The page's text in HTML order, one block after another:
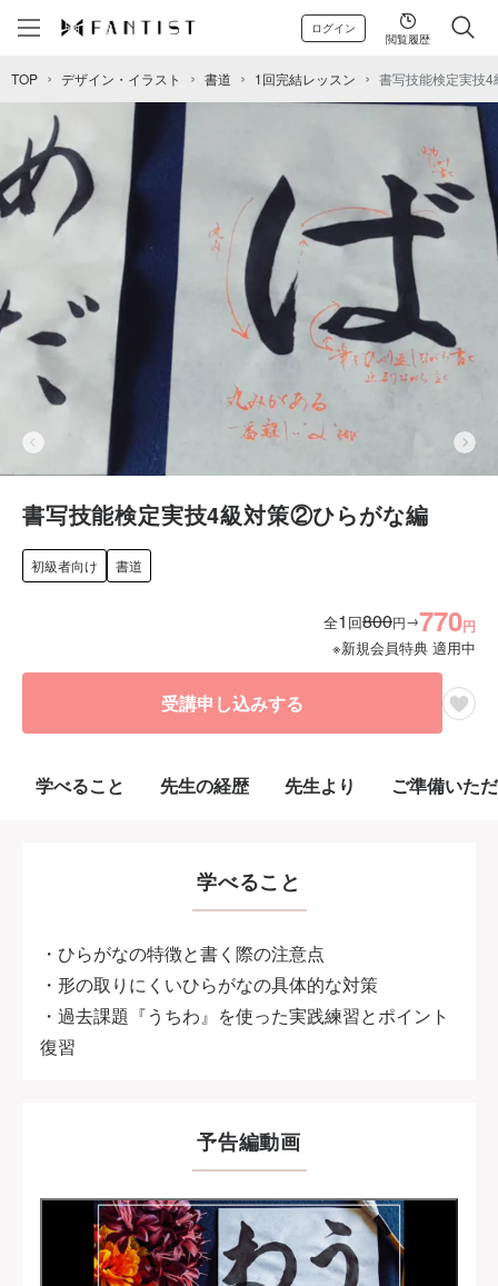
ログイン
閲覧履歴
TOP デザイン・イラスト 書道 1回完結レッスン 書写技能検定実技
書写技能検定実技4級対策②ひらがな編
初級者向け 書道
全1 回800円→770円
※新規会員特典 適用中
受講申し込みする
学べること 先生の経歴 先生より ご準備いた
学べること
・ひらがなの特徴と書く際の注意点
・形の取りにくいひらがなの具体的な対策
・過去課題『うちわ』を使った実践練習とポイント
復習
予告編動画